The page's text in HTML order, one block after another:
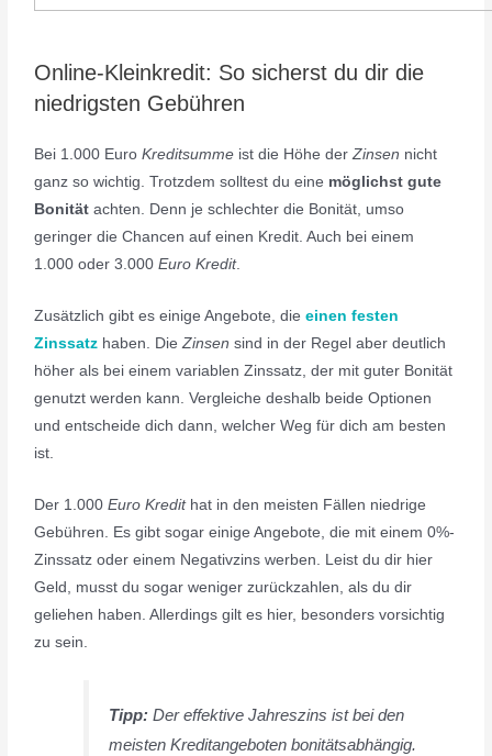
Online-Kleinkredit: So sicherst du dir die
niedrigsten Gebühren
Bei 1.000 EuroKreditsumme ist die Höhe derZinsen nicht
ganz so wichtig. Trotzdem solltest du eine möglichst gute
Bonität achten. Denn je schlechter die Bonität, umso
geringer die Chancen auf einen Kredit. Auch bei einem
1.000 oder 3.000Euro Kredit.
Zusätzlich gibt es einige Angebote, dieeinen festen
Zinssatz haben. DieZinsen sind in der Regel aber deutlich
höher als bei einem variablen Zinssatz, der mit guter Bonität
genutzt werden kann. Vergleiche deshalb beide Optionen
und entscheide dich dann, welcher Weg für dich am besten
ist.
Der 1.000Euro Kredithat in den meisten Fällen niedrige
Gebühren. Es gibt sogar einige Angebote, die mit einem 0%-
Zinssatz oder einem Negativzins werben. Leist du dir hier
Geld, musst du sogar weniger zurückzahlen, als du dir
geliehen haben. Allerdings gilt es hier, besonders vorsichtig
zu sein.
Tipp: Der effektive Jahreszins ist bei den
meisten Kreditangeboten bonitätsabhängig.